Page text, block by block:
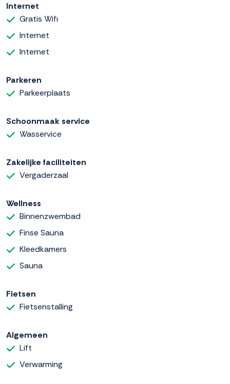
Internet
Gratis Wifi
Internet
Internet
Parkeren
Parkeerplaats
Schoonmaak service
Wasservice
Zakelijke faciliteiten
Vergaderzaal
Wellness
Binnenzwembad
Finse Sauna
Kleedkamers
Sauna
Fietsen
Fietsenstalling
Algemeen
Lift
Verwarming